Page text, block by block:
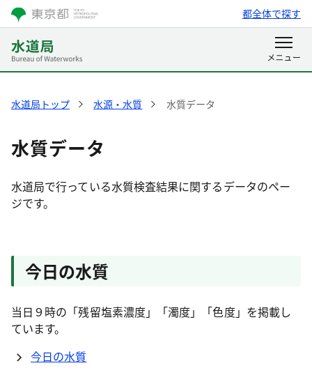
都全体で探す
水道局トップ 水源・水質 水質データ
水質データ
水道局で行っている水質検査結果に関するデータのペー
ジです。
今日の水質
当日９時の「残留塩素濃度」「濁度」「色度」を掲載し
ています。
今日の水質